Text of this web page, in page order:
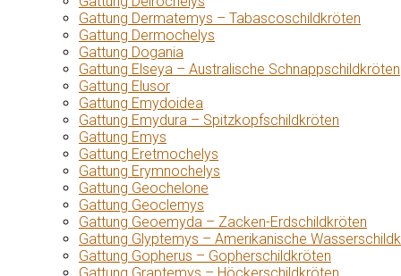
Gattung Dermatemys – Tabascoschildkröten
Gattung Dermochelys
Gattung Dogania
Gattung Elseya – Australische Schnappschildkröten
Gattung Elusor
Gattung Emydoidea
Gattung Emydura – Spitzkopfschildkröten
Gattung Emys
Gattung Eretmochelys
Gattung Erymnochelys
Gattung Geochelone
Gattung Geoclemys
Gattung Geoemyda – Zacken-Erdschildkröten
Gattung Glyptemys – Amerikanische
Gattung Gopherus – Gopherschildkröten